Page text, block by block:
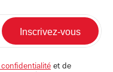
et de